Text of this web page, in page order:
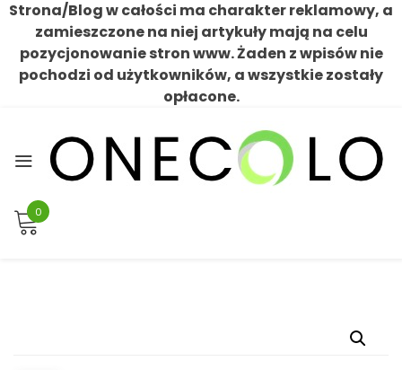
Strona/Blog w całości ma charakter reklamowy, a
zamieszczone na niej artykuły mają na celu
pozycjonowanie stron www. Żaden z wpisów nie
pochodzi od użytkowników, a wszystkie zostały
opłacone.
content
0